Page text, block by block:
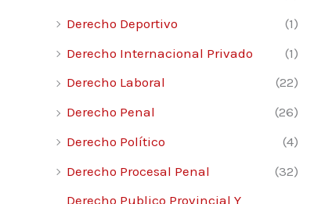
Derecho Deportivo
(1)
Derecho Internacional Privado
(1)
Derecho Laboral
(22)
Derecho Penal
(26)
Derecho Político
(4)
Derecho Procesal Penal
(32)
Derecho Publico Provincial Y